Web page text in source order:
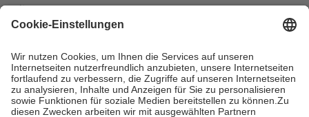
mit.
Grundsätzlich leisten Mitglieder Zuzahlungen in Höhe von zehn
höchstens zehn Euro.
Es sind jedoch nie mehr als die tatsächlichen
Kosten der Leistung zu entrichten.
Diese Regeln gelten grundsätzlich auch für Online-Apotheken.
Bei Heilmitteln und häuslicher Krankenpflege beträgt die
Zuzahlung zehn Prozent der Kosten sowie zehn Euro je